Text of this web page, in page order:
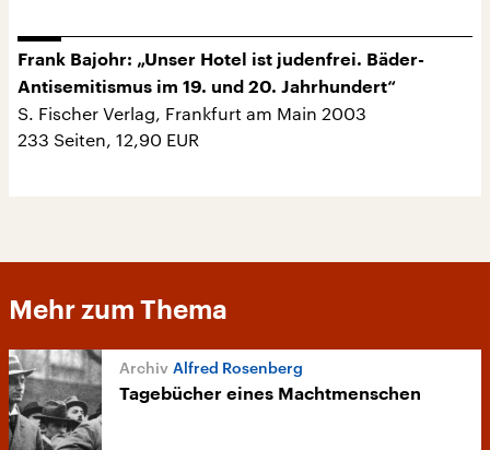
Frank Bajohr: „Unser Hotel ist judenfrei. Bäder-
Antisemitismus im 19. und 20. Jahrhundert“
S. Fischer Verlag, Frankfurt am Main 2003
233 Seiten, 12,90 EUR
Mehr zum Thema
Alfred Rosenberg
Tagebücher eines Machtmenschen